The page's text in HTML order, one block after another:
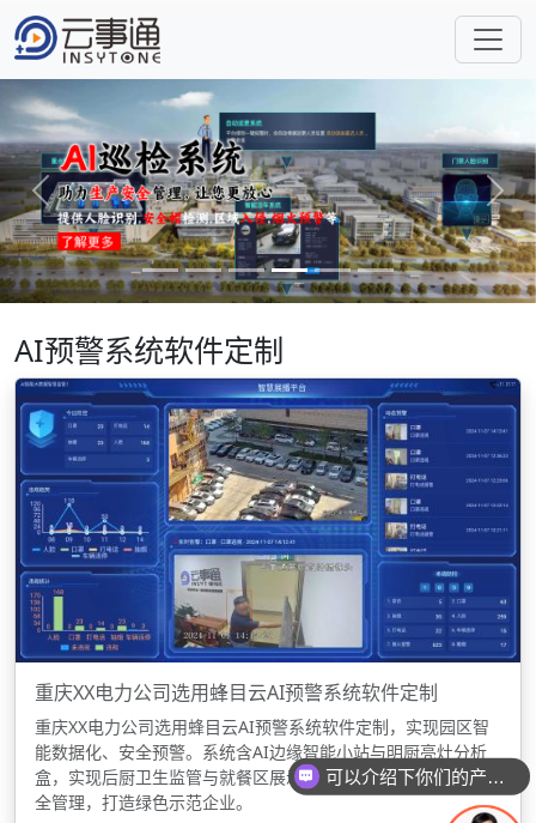
Previous Next
AI预警系统软件定制
重庆XX电力公司选用蜂目云AI预警系统软件定制
重庆XX电力公司选用蜂目云AI预警系统软件定制，实现园区智
能数据化、安全预警。系统含AI边缘智能小站与明厨亮灶分析
盒，实现后厨卫生监管与就餐区展示，推动智能安防与食品安
全管理，打造绿色示范企业。